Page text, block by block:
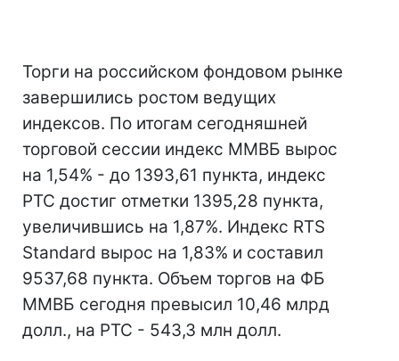
Торги на российском фондовом рынке
завершились ростом ведущих
индексов. По итогам сегодняшней
торговой сессии индекс ММВБ вырос
на 1,54% - до 1393,61 пункта, индекс
РТС достиг отметки 1395,28 пункта,
увеличившись на 1,87%. Индекс RTS
Standard вырос на 1,83% и составил
9537,68 пункта. Объем торгов на ФБ
ММВБ сегодня превысил 10,46 млрд
долл., на РТС - 543,3 млн долл.